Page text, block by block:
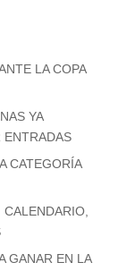
LA COPA
YA
ENTRADAS
CATEGORÍA
GANAR EN LA